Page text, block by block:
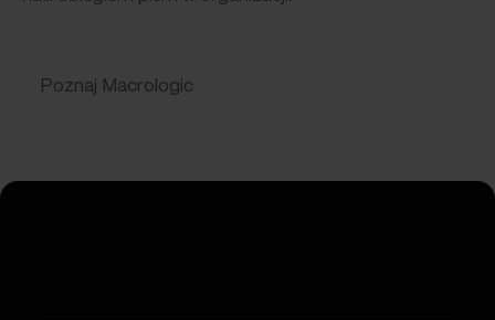
Poznaj Macrologic